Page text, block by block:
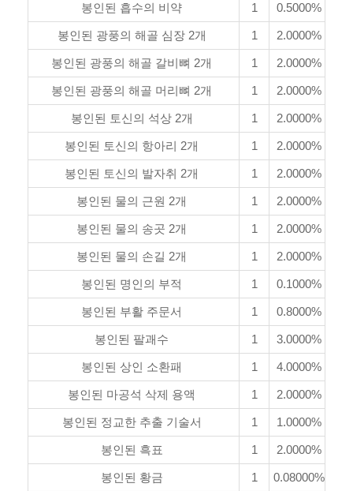
봉인된 흡수의 비약 1 0.5000%
봉인된 광풍의 해골 심장 2개 1 2.0000%
봉인된 광풍의 해골 갈비뼈 2개 1 2.0000%
봉인된 광풍의 해골 머리뼈 2개 1 2.0000%
봉인된 토신의 석상 2개 1 2.0000%
봉인된 토신의 항아리 2개 1 2.0000%
봉인된 토신의 발자취 2개 1 2.0000%
봉인된 물의 근원 2개 1 2.0000%
봉인된 물의 송곳 2개 1 2.0000%
봉인된 물의 손길 2개 1 2.0000%
봉인된 명인의 부적 1 0.1000%
봉인된 부활 주문서 1 0.8000%
봉인된 팔괘수 1 3.0000%
봉인된 상인 소환패 1 4.0000%
봉인된 마공석 삭제 용액 1 2.0000%
봉인된 정교한 추출 기술서 1 1.0000%
봉인된 흑표 1 2.0000%
봉인된 황금 1 0.08000%